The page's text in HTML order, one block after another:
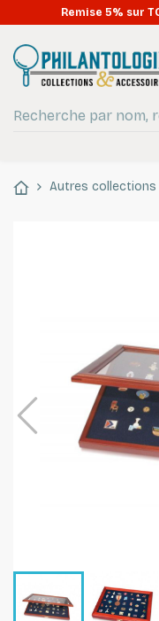
Remise 5% sur
Autres collections